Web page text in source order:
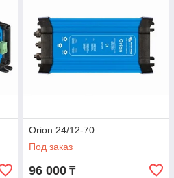
Orion 24/12-70
Под заказ
96 000 ₸